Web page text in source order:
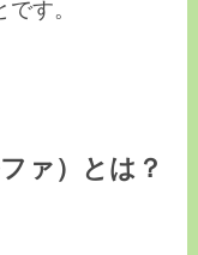
す。
ァ）とは？